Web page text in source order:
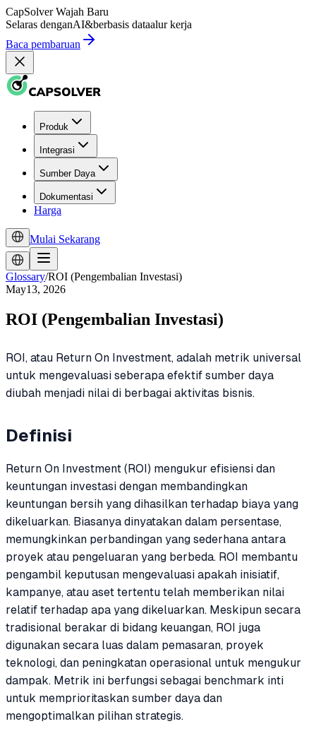
CapSolver Wajah Baru
Selaras denganAI&berbasis dataalur kerja
Baca pembaruan
Produk
Integrasi
Sumber Daya
Dokumentasi
Harga
Mulai Sekarang
Glossary/ROI (Pengembalian Investasi)
May13, 2026
ROI (Pengembalian Investasi)
ROI, atau Return On Investment, adalah metrik universal
untuk mengevaluasi seberapa efektif sumber daya
diubah menjadi nilai di berbagai aktivitas bisnis.
Definisi
Return On Investment (ROI) mengukur efisiensi dan
keuntungan investasi dengan membandingkan
keuntungan bersih yang dihasilkan terhadap biaya yang
dikeluarkan. Biasanya dinyatakan dalam persentase,
memungkinkan perbandingan yang sederhana antara
proyek atau pengeluaran yang berbeda. ROI membantu
pengambil keputusan mengevaluasi apakah inisiatif,
kampanye, atau aset tertentu telah memberikan nilai
relatif terhadap apa yang dikeluarkan. Meskipun secara
tradisional berakar di bidang keuangan, ROI juga
digunakan secara luas dalam pemasaran, proyek
teknologi, dan peningkatan operasional untuk mengukur
dampak. Metrik ini berfungsi sebagai benchmark inti
untuk memprioritaskan sumber daya dan
mengoptimalkan pilihan strategis.